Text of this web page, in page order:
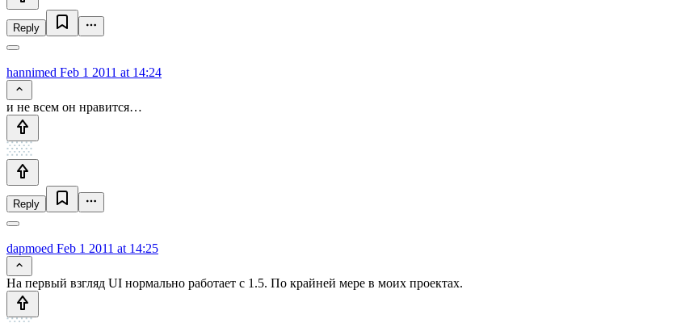
Reply
hannimed Feb 1 2011 at 14:24
и не всем он нравится…
Reply
dapmoed Feb 1 2011 at 14:25
На первый взгляд UI нормально работает с 1.5. По крайней мере в моих проектах.